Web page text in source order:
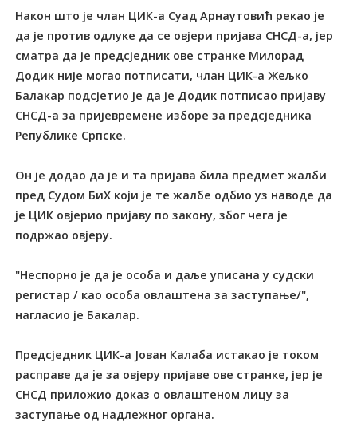
Након што је члан ЦИК-а Суад Арнаутовић рекао је
да је против одлуке да се овјери пријава СНСД-а, јер
сматра да је предсједник ове странке Милорад
Додик није могао потписати, члан ЦИК-а Жељко
Балакар подсјетио је да је Додик потписао пријаву
СНСД-а за пријевремене изборе за предсједника
Републике Српске.
Он је додао да је и та пријава била предмет жалби
пред Судом БиХ који је те жалбе одбио уз наводе да
је ЦИК овјерио пријаву по закону, због чега је
подржао овјеру.
"Неспорно је да је особа и даље уписана у судски
регистар / као особа овлаштена за заступање/",
нагласио је Бакалар.
Предсједник ЦИК-а Јован Калаба истакао је током
расправе да je за овјеру пријаве ове странке, јер је
СНСД приложио доказ о овлаштеном лицу за
заступање од надлежног органа.